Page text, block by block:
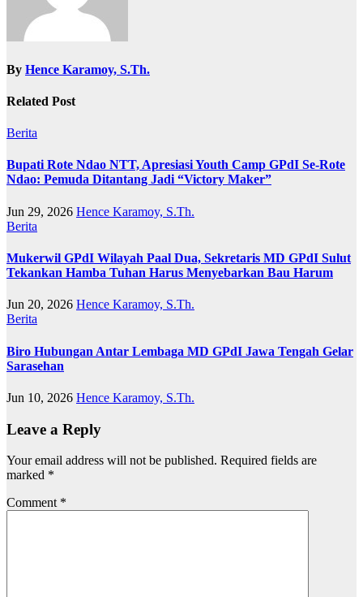
By Hence Karamoy, S.Th.
Related Post
Berita
Bupati Rote Ndao NTT, Apresiasi Youth Camp GPdI Se-Rote
Ndao: Pemuda Ditantang Jadi “Victory Maker”
Jun 29, 2026 Hence Karamoy, S.Th.
Berita
Mukerwil GPdI Wilayah Paal Dua, Sekretaris MD GPdI Sulut
Tekankan Hamba Tuhan Harus Menyebarkan Bau Harum
Jun 20, 2026 Hence Karamoy, S.Th.
Berita
Biro Hubungan Antar Lembaga MD GPdI Jawa Tengah Gelar
Sarasehan
Jun 10, 2026 Hence Karamoy, S.Th.
Leave a Reply
Your email address will not be published. Required fields are
marked *
Comment *